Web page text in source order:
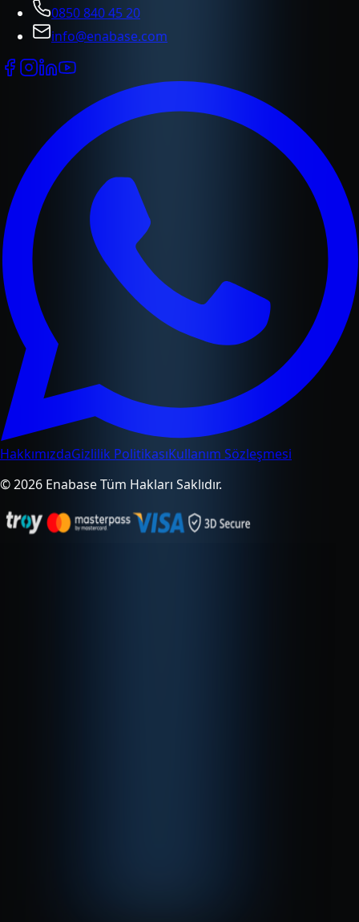
0850 840 45 20
info@enabase.com
HakkımızdaGizlilik PolitikasıKullanım Sözleşmesi
© 2026 Enabase Tüm Hakları Saklıdır.